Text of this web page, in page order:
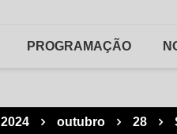
PROGRAMAÇÃO
2024 outubro 28